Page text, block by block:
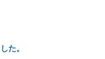
た。